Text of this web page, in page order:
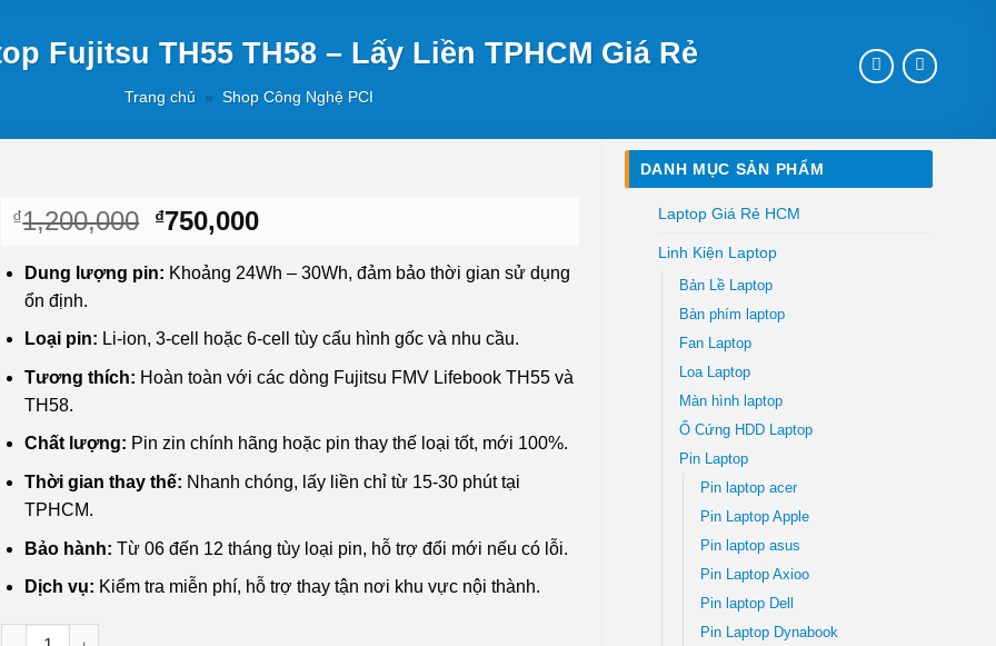
Fujitsu TH55 TH58 – Lấy Liền TPHCM Giá Rẻ
Trang chủ » Shop Công Nghệ PCI
DANH MỤC SẢN PHẨM
Laptop Giá Rẻ HCM
Linh Kiện Laptop
Bản Lề Laptop
Bàn phím laptop
Fan Laptop
Loa Laptop
Màn hình laptop
Ổ Cứng HDD Laptop
Pin Laptop
Pin laptop acer
Pin Laptop Apple
Pin laptop asus
Pin Laptop Axioo
Pin laptop Dell
Pin Laptop Dynabook
₫1,200,000 Giá
là:
₫750,000Giá
tại
₫750,000.
Dung lượng pin: Khoảng 24Wh – 30Wh, đảm bảo thời gian sử dụng
ổn định.
Loại pin: Li-ion, 3-cell hoặc 6-cell tùy cấu hình gốc và nhu cầu.
Tương thích: Hoàn toàn với các dòng Fujitsu FMV Lifebook TH55 và
TH58.
Chất lượng: Pin zin chính hãng hoặc pin thay thế loại tốt, mới 100%.
Thời gian thay thế: Nhanh chóng, lấy liền chỉ từ 15-30 phút tại
TPHCM.
Bảo hành: Từ 06 đến 12 tháng tùy loại pin, hỗ trợ đổi mới nếu có lỗi.
Dịch vụ: Kiểm tra miễn phí, hỗ trợ thay tận nơi khu vực nội thành.
Thay Pin Laptop Fujitsu TH55 TH58 - Lấy Liền TPHCM Giá Rẻ số lượng